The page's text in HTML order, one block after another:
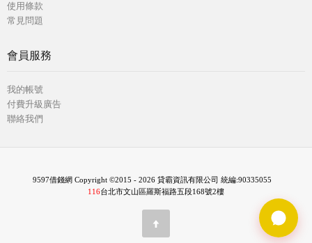
使用條款
常見問題
會員服務
我的帳號
付費升級廣告
聯絡我們
9597借錢網 Copyright ©2015 - 2026 貸霸資訊有限公司 統編:90335055
116台北市文山區羅斯福路五段168號2樓